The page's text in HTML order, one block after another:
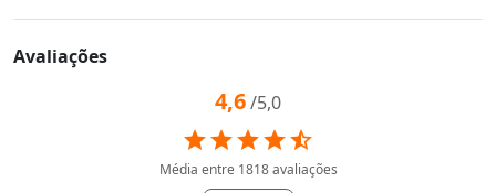
Avaliações
4,6/5,0
starstarstarstarstar_half
Média entre 1818avaliações